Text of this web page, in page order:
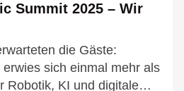
Summit 2025 – Wir
die Gäste:
sich einmal mehr als
Robotik, KI und digitale